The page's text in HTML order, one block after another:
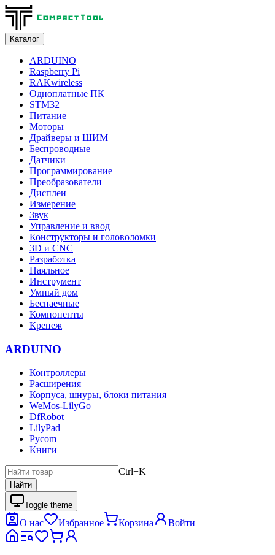
Каталог
ARDUINO
Raspberry Pi
RAKwireless
Одноплатные ПК
STM32
Питание
Моторы
Драйверы и ШИМ
Беспроводные
Датчики
Программирование
Преобразователи
Дисплеи
Измерение
Звук
Управление и ввод
Конструкторы и головоломки
3D и CNC
Разработка
Паяльное
Инструмент
Умный дом
Беспаечные
Компоненты
Крепеж
ARDUINO
Контроллеры
Расширения
Корпуса, шнуры, блоки питания
WeMos-LilyGo
DfRobot
LilyPad
Pycom
Книги
Ctrl+K
Найти
Toggle theme
О нас Избранное Корзина Войти